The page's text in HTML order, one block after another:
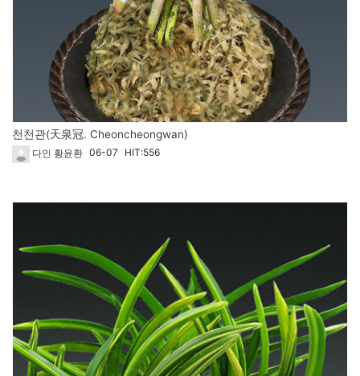
천천관(天泉冠. Cheoncheongwan)
다인 황윤환 06-07 HIT:556